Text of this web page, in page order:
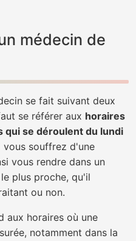
médecin de
se fait suivant deux
se référer aux horaires
qui se déroulent du lundi
vous souffrez d'une
vous rendre dans un
plus proche, qu'il
ou non.
aux horaires où une
notamment dans la